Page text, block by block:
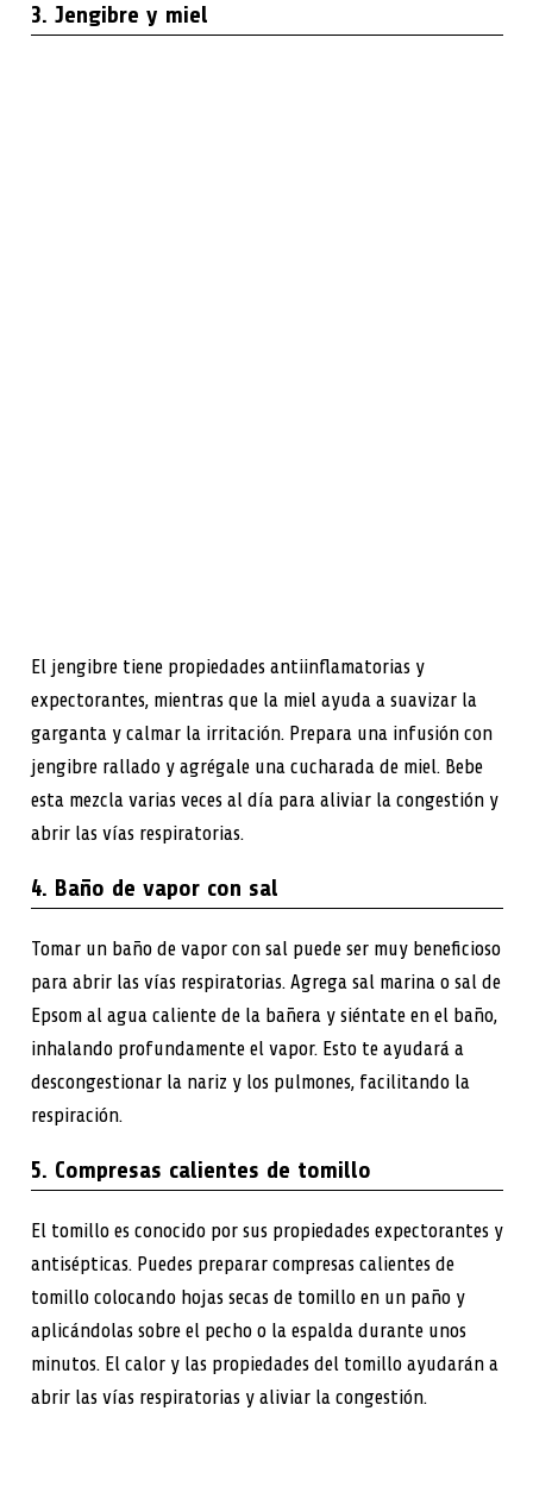
3. Jengibre y miel
El jengibre tiene propiedades antiinflamatorias y
expectorantes, mientras que la miel ayuda a suavizar la
garganta y calmar la irritación. Prepara una infusión con
jengibre rallado y agrégale una cucharada de miel. Bebe
esta mezcla varias veces al día para aliviar la congestión y
abrir las vías respiratorias.
4. Baño de vapor con sal
Tomar un baño de vapor con sal puede ser muy beneficioso
para abrir las vías respiratorias. Agrega sal marina o sal de
Epsom al agua caliente de la bañera y siéntate en el baño,
inhalando profundamente el vapor. Esto te ayudará a
descongestionar la nariz y los pulmones, facilitando la
respiración.
5. Compresas calientes de tomillo
El tomillo es conocido por sus propiedades expectorantes y
antisépticas. Puedes preparar compresas calientes de
tomillo colocando hojas secas de tomillo en un paño y
aplicándolas sobre el pecho o la espalda durante unos
minutos. El calor y las propiedades del tomillo ayudarán a
abrir las vías respiratorias y aliviar la congestión.